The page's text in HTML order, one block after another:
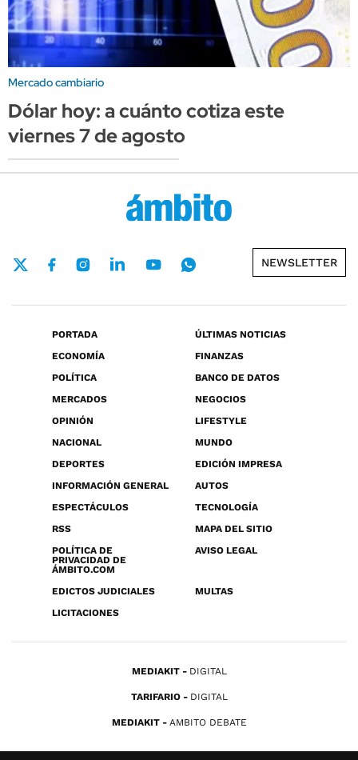
Mercado cambiario
Dólar hoy: a cuánto cotiza este
viernes 7 de agosto
NEWSLETTER
PORTADA
ÚLTIMAS NOTICIAS
ECONOMÍA
FINANZAS
POLÍTICA
BANCO DE DATOS
MERCADOS
NEGOCIOS
OPINIÓN
LIFESTYLE
NACIONAL
MUNDO
DEPORTES
EDICIÓN IMPRESA
INFORMACIÓN GENERAL
AUTOS
ESPECTÁCULOS
TECNOLOGÍA
RSS
MAPA DEL SITIO
POLÍTICA DE
PRIVACIDAD DE
ÁMBITO.COM
AVISO LEGAL
EDICTOS JUDICIALES
MULTAS
LICITACIONES
MEDIAKIT DIGITAL
TARIFARIO DIGITAL
MEDIAKIT AMBITO DEBATE